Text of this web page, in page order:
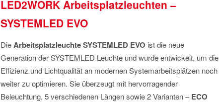
LED2WORK Arbeitsplatzleuchten –
SYSTEMLED EVO
DieArbeitsplatzleuchte SYSTEMLED EVO ist die neue
Generation der SYSTEMLED Leuchte und wurde entwickelt, um die
Effizienz und Lichtqualität an modernen Systemarbeitsplätzen noch
weiter zu optimieren. Sie überzeugt mit hervorragender
Beleuchtung, 5 verschiedenen Längen sowie 2 Varianten –ECO